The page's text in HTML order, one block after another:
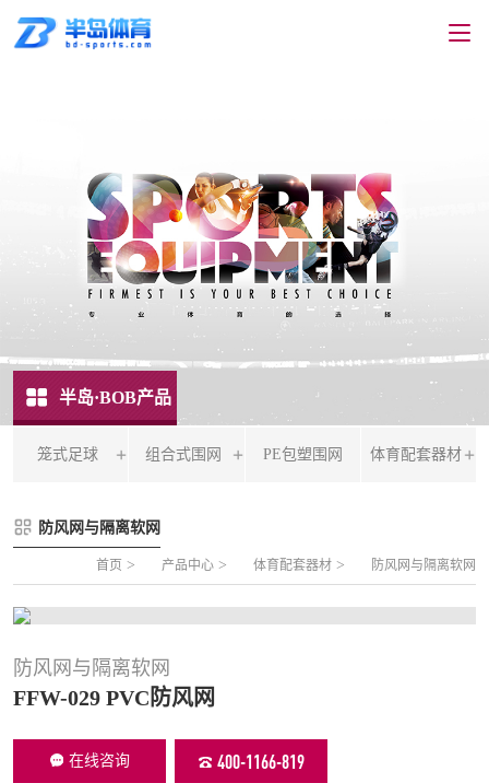
半岛·BOB产品
笼式足球
FLZ-B 夹芯板笼式足球
FLZ-C 半格栅笼式足球
FLZ-D PE包塑笼式足球
组合式围网
方管组合式围网
片装组合式围网
PE包塑围网 体育配套器材
防风网与隔离软网
首页 > 产品中心 > 体育配套器材 > 防风网与隔离软网
防风网与隔离软网
FFW-029 PVC防风网
在线咨询 400-1166-819